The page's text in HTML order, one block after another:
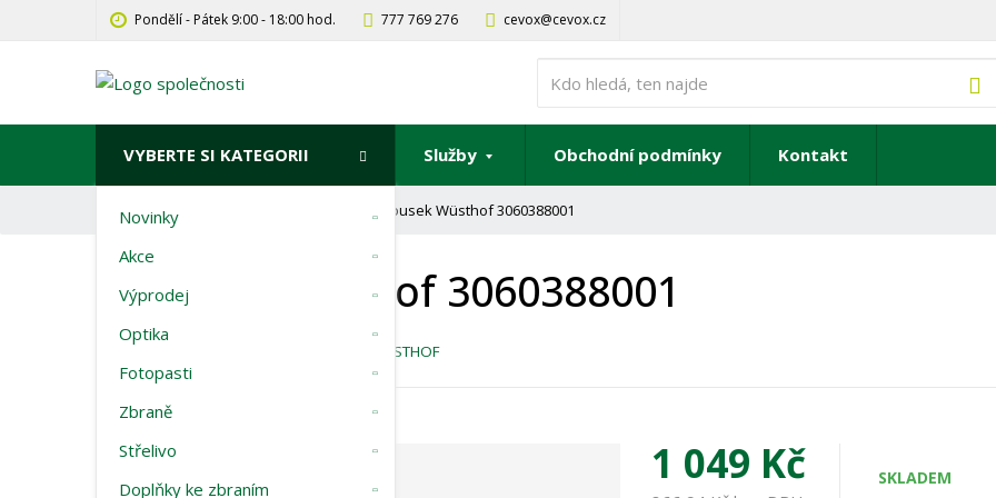
Pondělí - Pátek 9:00 - 18:00 hod. 777 769 276 cevox@cevox.cz
VYBERTE SI KATEGORII
Novinky
Akce
Výprodej
Optika
Fotopasti
Zbraně
Střelivo
Doplňky ke zbraním
Služby Obchodní podmínky Kontakt
Nože brousek Wüsthof 3060388001
brousek Wüsthof 3060388001
Kód produktu: WÜSTHOF
1 049 Kč SKLADEM